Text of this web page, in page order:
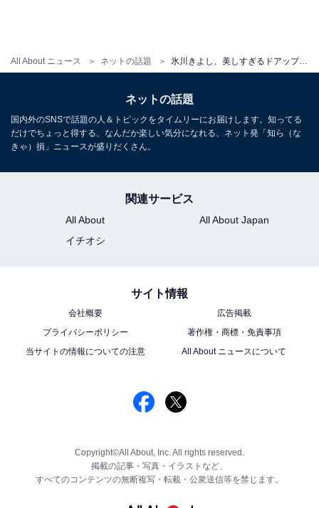
All About ニュース ネットの話題 氷川きよし、美しすぎるドアップ自撮りショット！ 自身が座長を務めた全90公演を終えてファンに感謝
ネットの話題
国内外のSNSで話題の人＆トピックをタイムリーにお届けします。知ってる
だけでちょっと得する、なんだか楽しい気分になれる、ネット発「知ら（な
きゃ）損」ニュースが盛りだくさん。
関連サービス
All About
All About Japan
イチオシ
サイト情報
会社概要
広告掲載
プライバシーポリシー
著作権・商標・免責事項
当サイトの情報についての注意
All About ニュースについて
Copyright©All About, Inc. All rights reserved.
掲載の記事・写真・イラストなど、
すべてのコンテンツの無断複写・転載・公衆送信等を禁じます。